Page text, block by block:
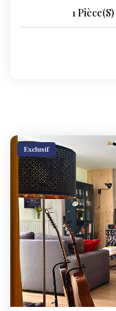
1 Pièce(s)
Exclusif